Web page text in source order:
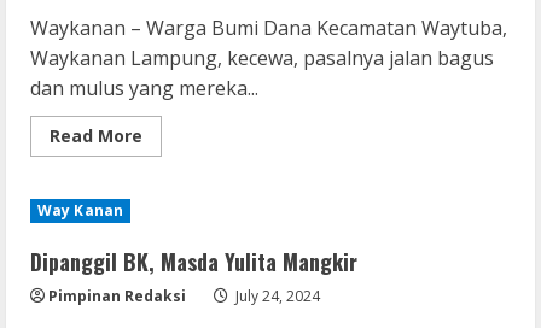
Waykanan – Warga Bumi Dana Kecamatan Waytuba,
Waykanan Lampung, kecewa, pasalnya jalan bagus
dan mulus yang mereka...
Read More
more
Proyek
Jalan
Diduga
Dikerjakan
Way Kanan
Dipanggil BK, Masda Yulita Mangkir
Pimpinan Redaksi July 24, 2024